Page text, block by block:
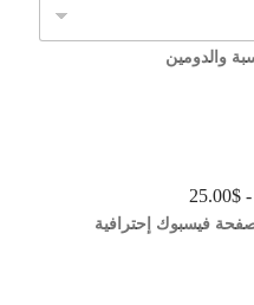
والدومين
-
$25.00
فيسبوك إحترافية